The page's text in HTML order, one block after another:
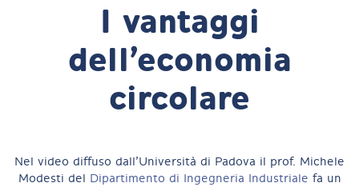
I vantaggi
dell’economia
circolare
Nel video diffuso dall’Università di Padova il prof. Michele
Modesti del Dipartimento di Ingegneria Industriale fa un